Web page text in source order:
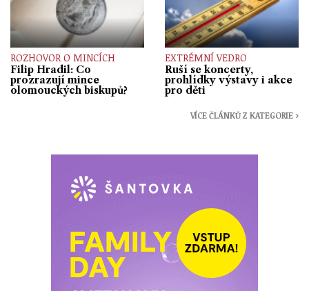
ROZHOVOR O MINCÍCH
Filip Hradil: Co
prozrazují mince
olomouckých biskupů?
EXTRÉMNÍ VEDRO
Ruší se koncerty,
prohlídky výstavy i akce
pro děti
VÍCE ČLÁNKŮ Z KATEGORIE ›